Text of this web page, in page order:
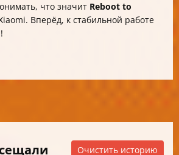
что значит Reboot to
Вперёд, к стабильной работе
Очистить историю